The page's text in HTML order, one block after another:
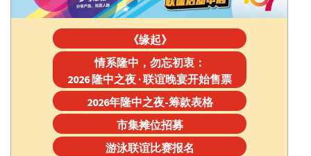
《缘起》
情系隆中，勿忘初衷：
2026 隆中之夜 · 联谊晚宴开始售票
2026年隆中之夜-筹款表格
市集摊位招募
游泳联谊比赛报名